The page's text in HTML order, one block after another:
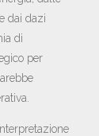
dai dazi
di
per